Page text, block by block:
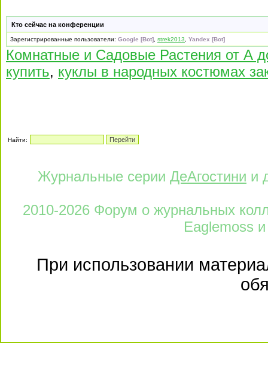
Кто сейчас на конференции
Зарегистрированные пользователи: Google [Bot] strek2013 Yandex [Bot]
Комнатные и Садовые Растения от А
купить, куклы в народных костюмах
Найти:
Журнальные серии ДеАгостини и
2010-2026 Форум о журнальных
Eaglemoss и
При использовании